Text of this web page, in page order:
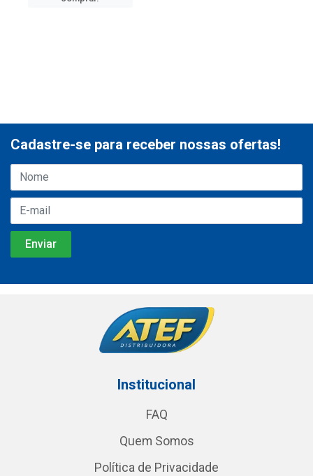
Cadastre-se para receber nossas ofertas!
Institucional
FAQ
Quem Somos
Política de Privacidade